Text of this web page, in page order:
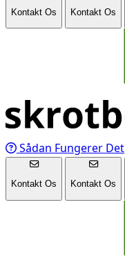
Kontakt Os Kontakt Os
Sådan Fungerer Det
Kontakt Os Kontakt Os